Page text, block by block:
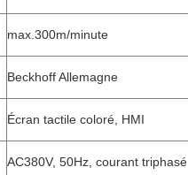
max.300m/minute
Beckhoff Allemagne
Écran tactile coloré, HMI
AC380V, 50Hz, courant triphasé